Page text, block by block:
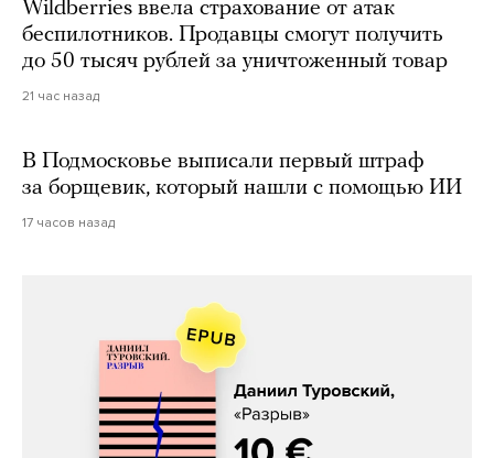
Wildberries ввела страхование от атак
беспилотников. Продавцы смогут получить
до 50 тысяч рублей за уничтоженный товар
21 час назад
В Подмосковье выписали первый штраф
за борщевик, который нашли с помощью ИИ
17 часов назад